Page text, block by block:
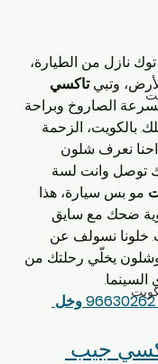
توك نازل من الطيارة،
وتبي تاكسي
الصاروخ وبراحة
بالكويت، الزحمة
احنا نعرف شلون
توصل وانت لسة
مو بس سيارة، هذا
ضحك مع سايق
خلونا نسولف عن
يخلّي رحلتك من
اتصل الحين عالرقم 96630262 وخل
جيب